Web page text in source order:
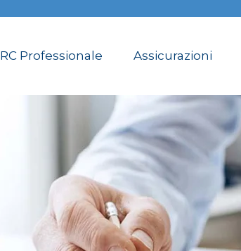
RC Professionale Assicurazioni